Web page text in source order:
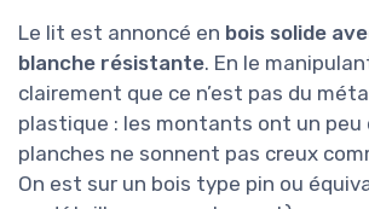
Le lit est annoncé en bois solide
blanche résistante. En le
clairement que ce n’est pas du
plastique : les montants ont un peu
planches ne sonnent pas creux
On est sur un bois type pin ou